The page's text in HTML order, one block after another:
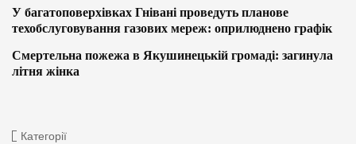
У багатоповерхівках Гнівані проведуть планове
техобслуговування газових мереж: оприлюднено графік
Смертельна пожежа в Якушинецькій громаді: загинула
літня жінка
Категорії